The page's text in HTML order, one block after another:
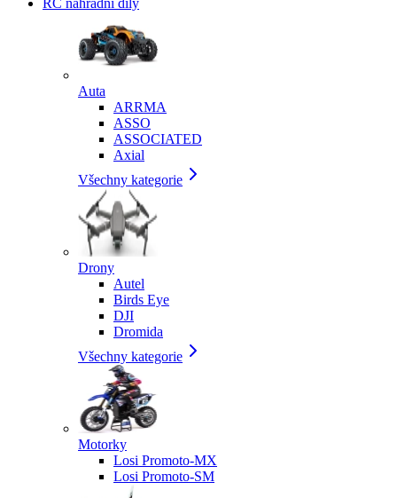
RC náhradní díly
Auta
ARRMA
ASSO
ASSOCIATED
Axial
Všechny kategorie
Drony
Autel
Birds Eye
DJI
Dromida
Všechny kategorie
Motorky
Losi Promoto-MX
Losi Promoto-SM